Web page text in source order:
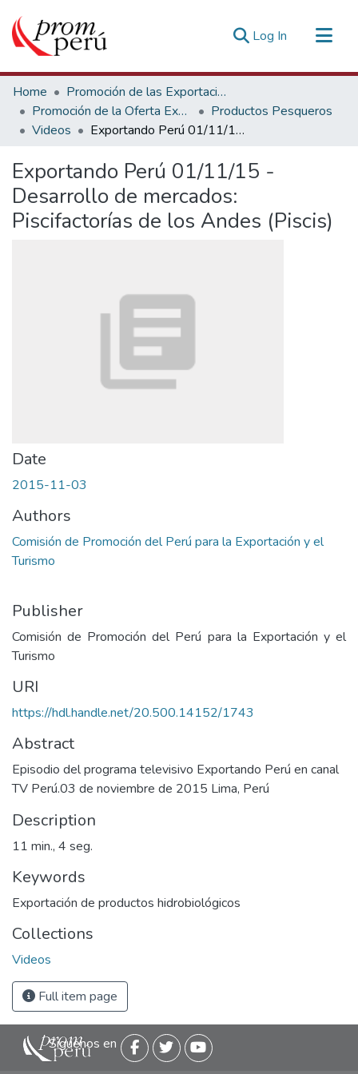
Log In (current)
Communities & Collections
All of DSpace
Statistics
Home
Promoción de las Exportaciones
Promoción de la Oferta Exportable
Productos Pesqueros
Videos
Exportando Perú 01/11/15 - Desarrollo de mercados: Piscifactorías de los Andes (Piscis)
Exportando Perú 01/11/15 -
Desarrollo de mercados:
Piscifactorías de los Andes (Piscis)
Date
2015-11-03
Authors
Comisión de Promoción del Perú para la Exportación y el
Turismo
Publisher
Comisión de Promoción del Perú para la Exportación y el
Turismo
URI
https://hdl.handle.net/20.500.14152/1743
Abstract
Episodio del programa televisivo Exportando Perú en canal
TV Perú.03 de noviembre de 2015 Lima, Perú
Description
11 min., 4 seg.
Keywords
Exportación de productos hidrobiológicos
Collections
Videos
Full item page
Siguenos en